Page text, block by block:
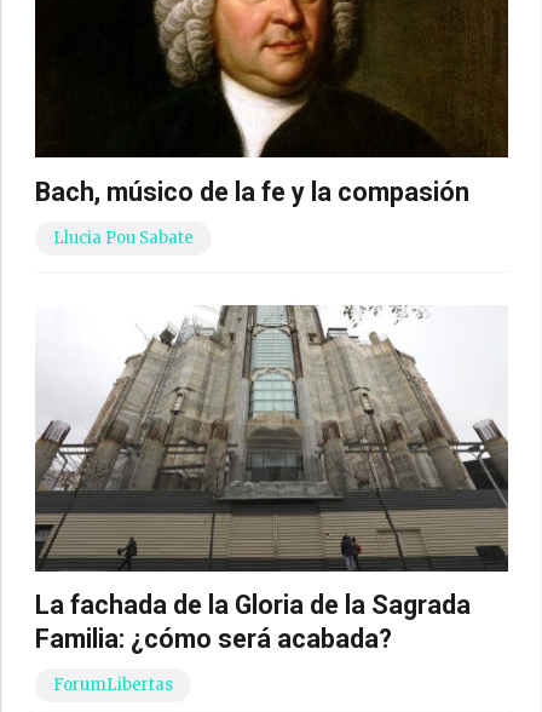
Bach, músico de la fe y la compasión
Llucia Pou Sabate
La fachada de la Gloria de la Sagrada
Familia: ¿cómo será acabada?
ForumLibertas